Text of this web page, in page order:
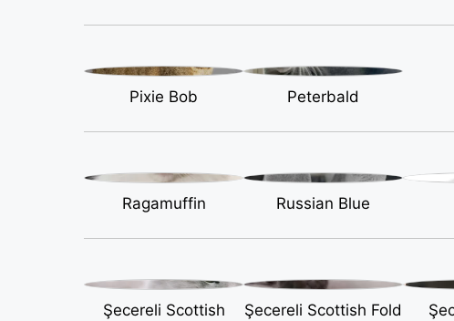
Pixie Bob Peterbald
Ragamuffin Russian Blue
Şecereli Scottish
Şecereli Scottish Fold